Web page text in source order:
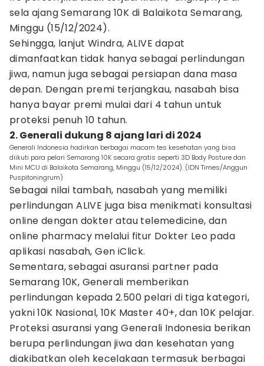
sela ajang Semarang 10K di Balaikota Semarang,
Minggu (15/12/2024).
Sehingga, lanjut Windra, ALIVE dapat
dimanfaatkan tidak hanya sebagai perlindungan
jiwa, namun juga sebagai persiapan dana masa
depan. Dengan premi terjangkau, nasabah bisa
hanya bayar premi mulai dari 4 tahun untuk
proteksi penuh 10 tahun.
2. Generali dukung 8 ajang lari di 2024
Generali Indonesia hadirkan berbagai macam tes kesehatan yang bisa
diikuti para pelari Semarang 10K secara gratis seperti 3D Body Posture dan
Mini MCU di Balaikota Semarang, Minggu (15/12/2024). (IDN Times/Anggun
Puspitoningrum)
Sebagai nilai tambah, nasabah yang memiliki
perlindungan ALIVE juga bisa menikmati konsultasi
online dengan dokter atau telemedicine, dan
online pharmacy melalui fitur Dokter Leo pada
aplikasi nasabah, Gen iClick.
Sementara, sebagai asuransi partner pada
Semarang 10K, Generali memberikan
perlindungan kepada 2.500 pelari di tiga kategori,
yakni 10K Nasional, 10K Master 40+, dan 10K pelajar.
Proteksi asuransi yang Generali Indonesia berikan
berupa perlindungan jiwa dan kesehatan yang
diakibatkan oleh kecelakaan termasuk berbagai